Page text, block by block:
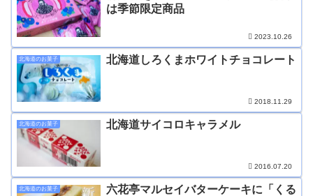
は季節限定商品
2023.10.26
北海道のお菓子 北海道しろくまホワイトチョコレート
2018.11.29
北海道のお菓子 北海道サイコロキャラメル
2016.07.20
北海道のお菓子
六花亭マルセイバターケーキに「くる